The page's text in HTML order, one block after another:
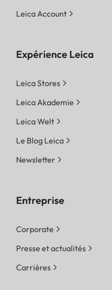
Leica Account
Expérience Leica
Leica Stores
Leica Akademie
Leica Welt
Le Blog Leica
Newsletter
Entreprise
Corporate
Presse et actualités
Carrières